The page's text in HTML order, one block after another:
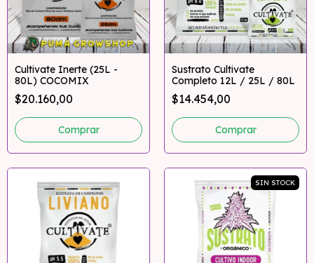
Cultivate Inerte (25L -
80L) COCOMIX
$20.160,00
Comprar
Sustrato Cultivate
Completo 12L / 25L / 80L
$14.454,00
Comprar
SIN STOCK